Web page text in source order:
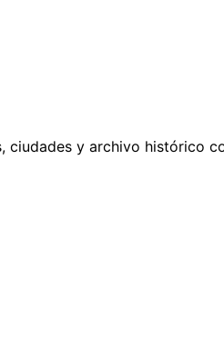
y archivo histórico